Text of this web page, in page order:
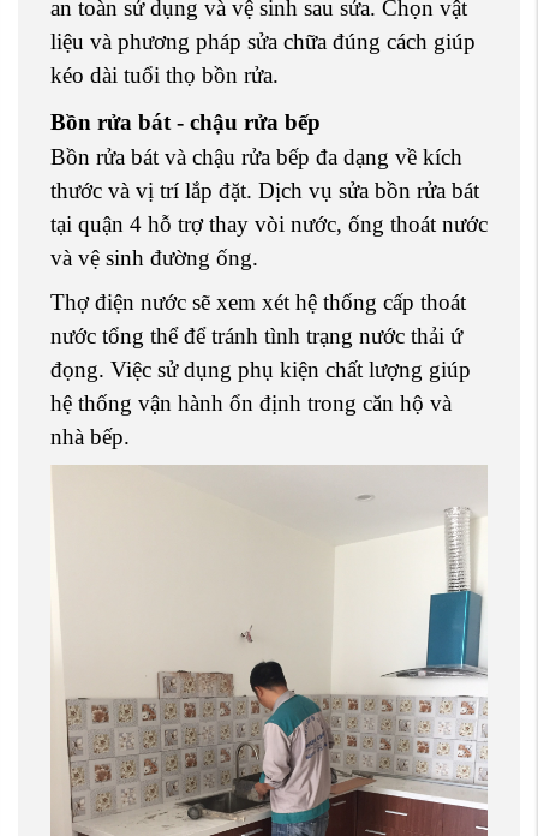
an toàn sử dụng và vệ sinh sau sửa. Chọn vật
liệu và phương pháp sửa chữa đúng cách giúp
kéo dài tuổi thọ bồn rửa.
Bồn rửa bát - chậu rửa bếp
Bồn rửa bát và chậu rửa bếp đa dạng về kích
thước và vị trí lắp đặt. Dịch vụ sửa bồn rửa bát
tại quận 4 hỗ trợ thay vòi nước, ống thoát nước
và vệ sinh đường ống.
Thợ điện nước sẽ xem xét hệ thống cấp thoát
nước tổng thể để tránh tình trạng nước thải ứ
đọng. Việc sử dụng phụ kiện chất lượng giúp
hệ thống vận hành ổn định trong căn hộ và
nhà bếp.